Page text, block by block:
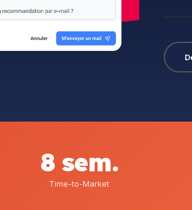
8 sem.
Time-to-Market